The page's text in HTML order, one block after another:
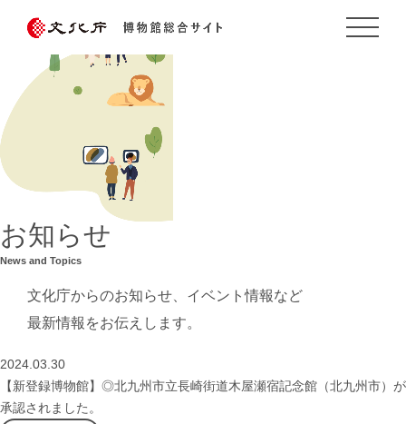
お知らせ
News and Topics
文化庁からのお知らせ、イベント情報など
最新情報をお伝えします。
2024.03.30
【新登録博物館】◎北九州市立長崎街道木屋瀬宿記念館（北九州市）が
承認されました。